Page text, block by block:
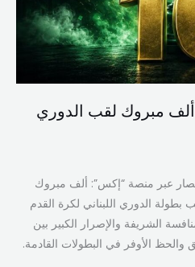
ألف مبروك لقب الدوري
عبر منصة “إكس”: ألف مبروك
بطولة الدوري اللبناني لكرة القدم
الشريفة والإصرار الكبير بين
والحظ الأوفر في البطولات القادمة.